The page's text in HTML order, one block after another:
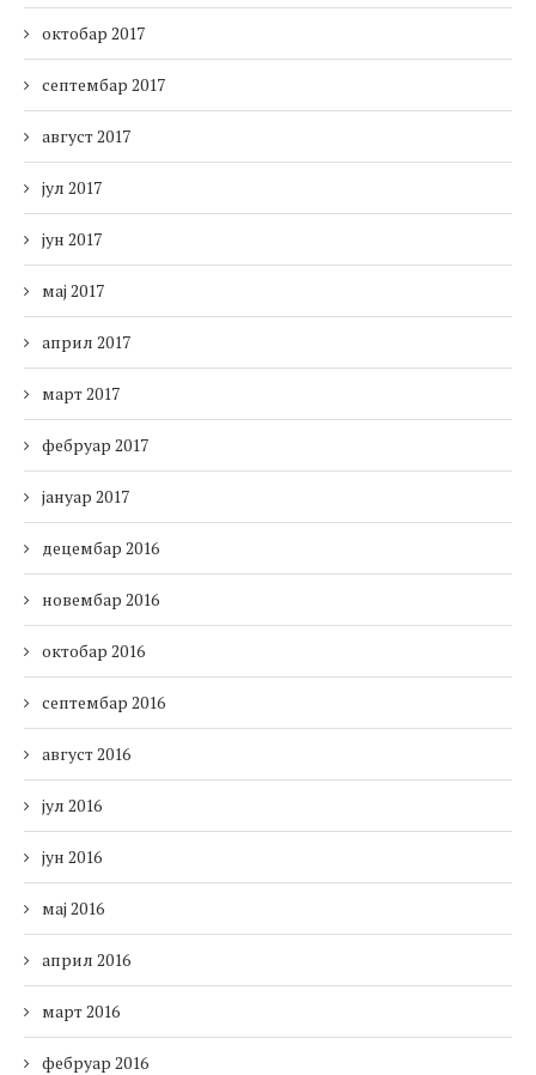
октобар 2017
септембар 2017
август 2017
јул 2017
јун 2017
мај 2017
април 2017
март 2017
фебруар 2017
јануар 2017
децембар 2016
новембар 2016
октобар 2016
септембар 2016
август 2016
јул 2016
јун 2016
мај 2016
април 2016
март 2016
фебруар 2016